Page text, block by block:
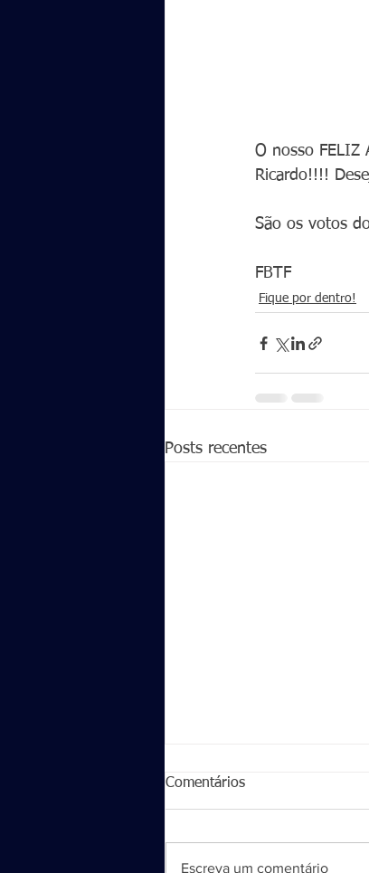
O nosso FELIZ
Ricardo!!!!
São os votos
FBTF
Fique por dentro!
Posts recentes
Comentários
Escreva um comentário